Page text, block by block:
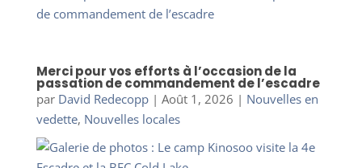
Merci pour vos efforts à l’occasion de la
passation de commandement de l’escadre
par David Redecopp| Août 1, 2026 | Nouvelles en
vedette, Nouvelles locales